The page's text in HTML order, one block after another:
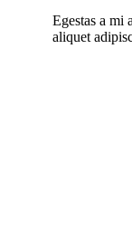
Egestas a mi
aliquet